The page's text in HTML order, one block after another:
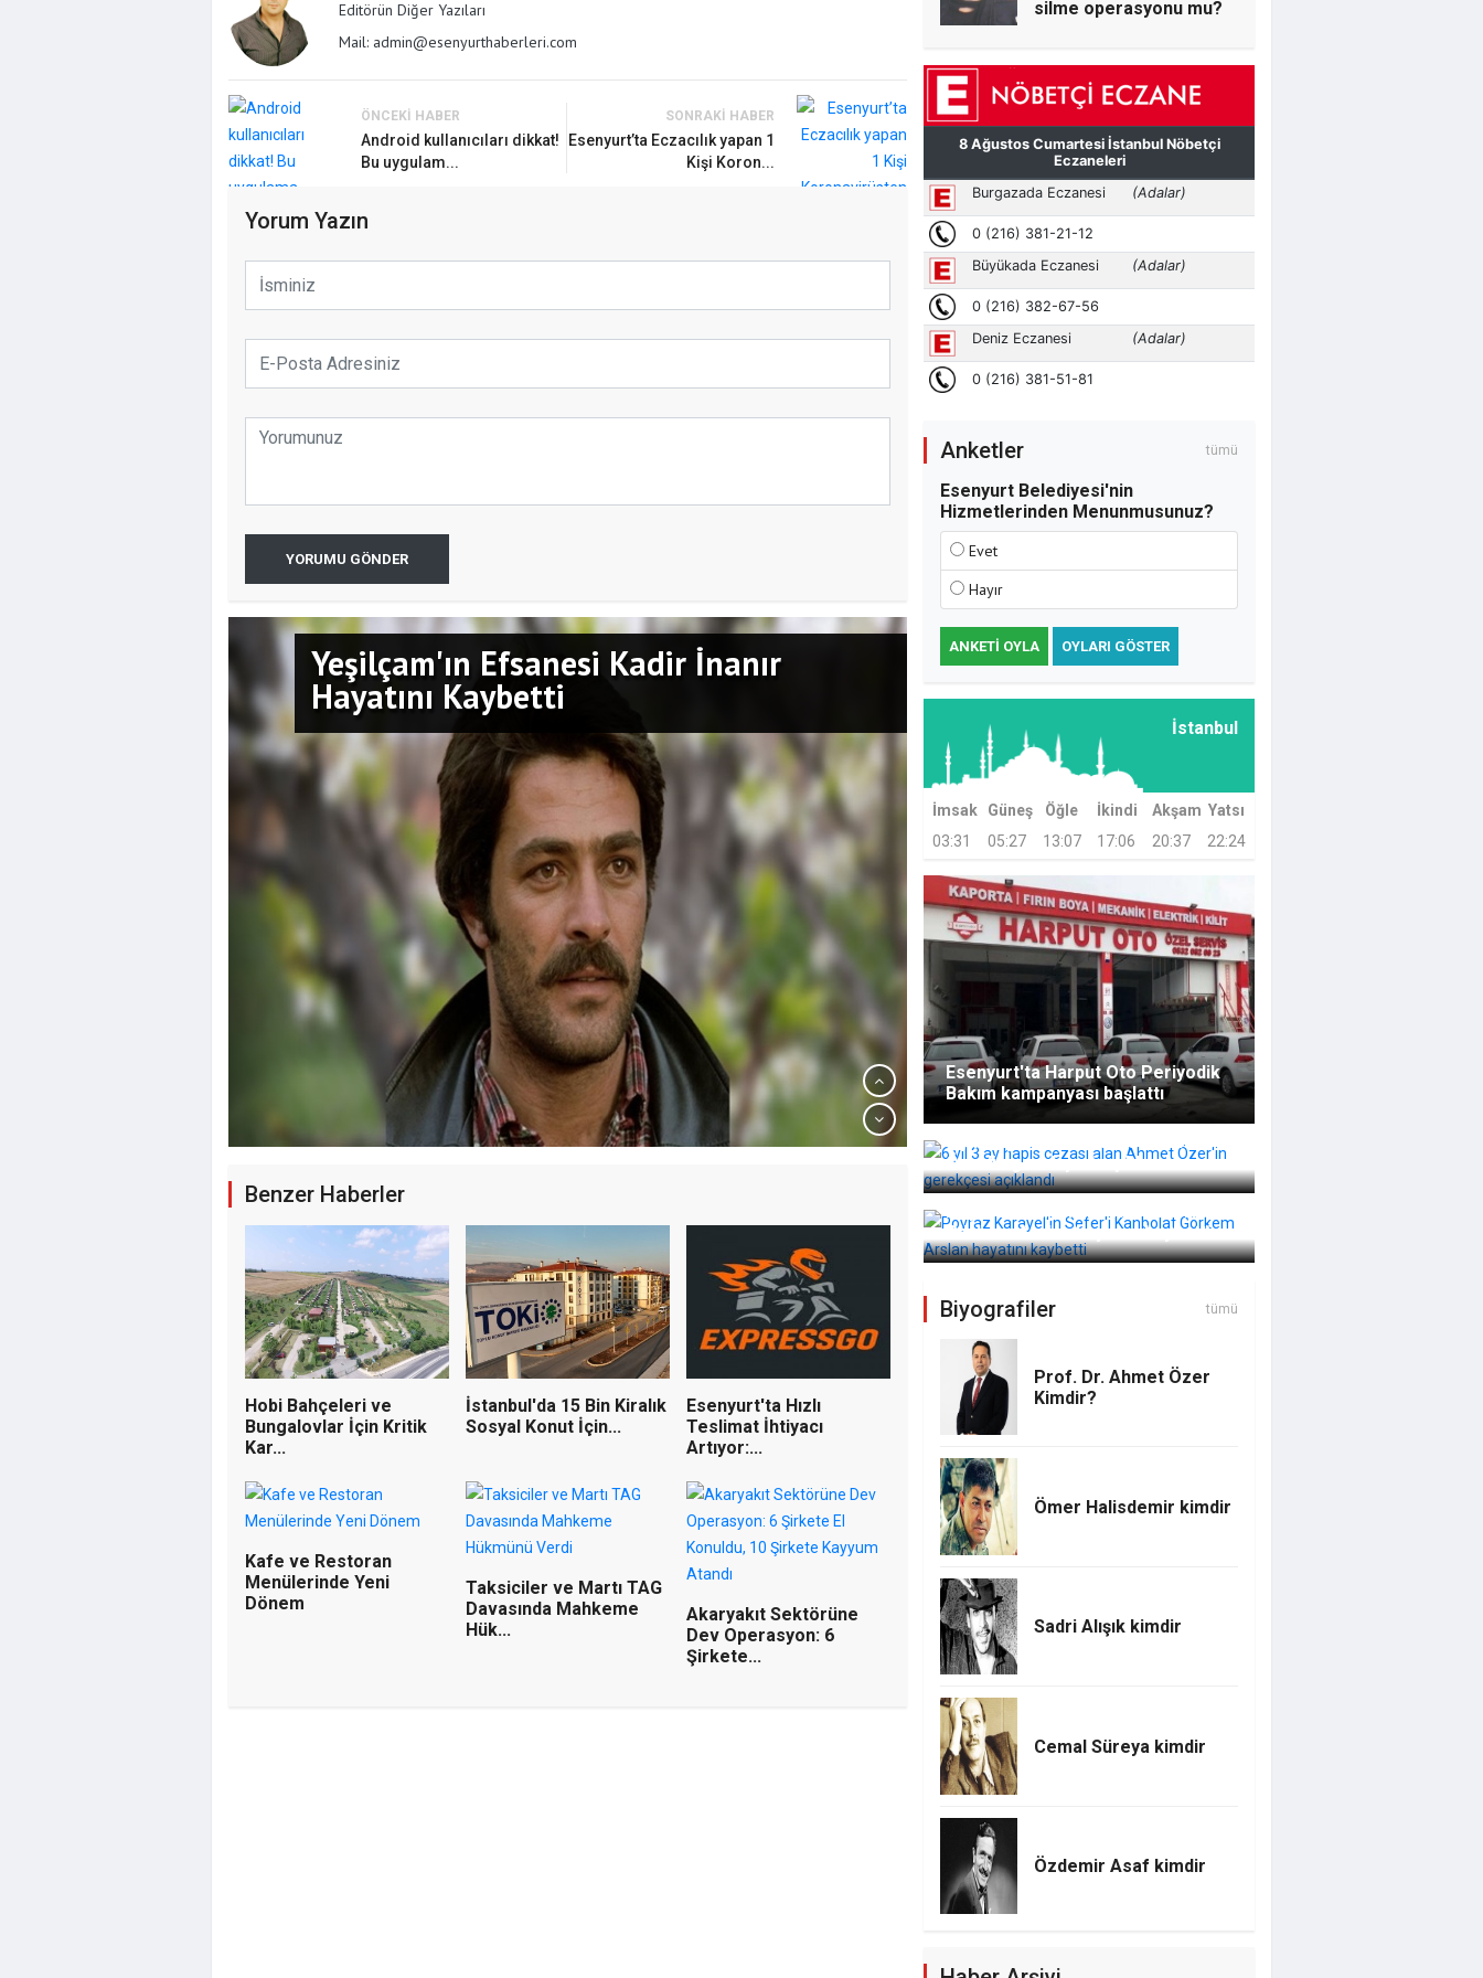
Editörün Diğer Yazıları
Mail: admin@esenyurthaberleri.com
ÖNCEKI HABER
Android kullanıcıları dikkat!
Bu uygulam...
SONRAKI HABER
Esenyurt’ta Eczacılık yapan 1
Kişi Koron...
Yorum Yazın
YORUMU GÖNDER
İstanbul'da 15 Bin Kiralık Sosyal Konut
İçin Geri Sayım: İlk Kura Eylülde
Yeşilçam'ın Efsanesi Kadir İnanır
Hayatını Kaybetti
Akaryakıt Sektörüne Dev Operasyon: 6
Şirkete El Konuldu, 10 Şirkete Kayyum
Atandı
Benzer Haberler
Hobi Bahçeleri ve
Bungalovlar İçin Kritik
Kar...
İstanbul'da 15 Bin Kiralık
Sosyal Konut İçin...
Esenyurt'ta Hızlı
Teslimat İhtiyacı
Artıyor:...
Kafe ve Restoran
Menülerinde Yeni
Dönem
Taksiciler ve Martı TAG
Davasında Mahkeme
Hük...
Akaryakıt Sektörüne
Dev Operasyon: 6
Şirkete...
silme operasyonu mu?
Seyithan İzsiz Kayyumu
Yerdi, İl Başkanı ‘’Biz
Geniş Pencereden
Bakarız’’ Dedi
Osman Kamacı
Altı yaşında evli bir
çocuk ve cehalet
Anketler tümü
Esenyurt Belediyesi'nin
Hizmetlerinden Menunmusunuz?
Evet
Hayır
ANKETI OYLA OYLARI GÖSTER
İstanbul
İmsak Güneş Öğle İkindi Akşam Yatsı
03:31
05:27 13:07 17:06 20:37 22:24
Esenyurt'ta Harput Oto Periyodik
Bakım kampanyası başlattı
6 yıl 3 ay hapis cezası alan Ahmet
Özer'in gerekçesi açıklandı
Poyraz Karayel'in Sefer'i Kanbolat
Görkem Arslan hayatını kaybetti
Biyografiler tümü
Prof. Dr. Ahmet Özer
Kimdir?
Ömer Halisdemir kimdir
Sadri Alışık kimdir
Cemal Süreya kimdir
Özdemir Asaf kimdir